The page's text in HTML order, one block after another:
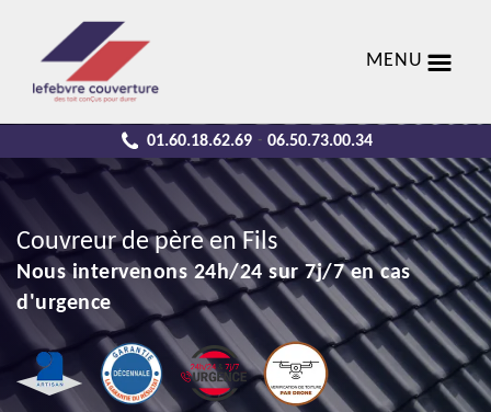
MENU
01.60.18.62.69 - 06.50.73.00.34
Couvreur de père en Fils
Nous intervenons 24h/24 sur 7j/7 en cas
d'urgence